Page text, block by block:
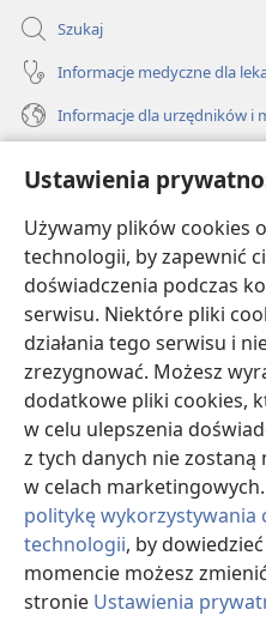
Ustawienia
Używamy plików cookies
technologii, by zapewnić
doświadczenia podczas
serwisu. Niektóre pliki
działania tego serwisu i
zrezygnować. Możesz
dodatkowe pliki cookies,
w celu ulepszenia
z tych danych nie
w celach
politykę wykorzystywania
technologii, by
momencie możesz
stronie Ustawienia
Szukaj
Informacje medyczne dla
Informacje dla urzędników i
Darowizny
(opens
new
window)BIBLIOTEKA
(opens
new
window)JW Hub
(opens
new
window)JW Library
Watchtower Library
Copyright© 2026 Watch Tower
WARUNKI UŻYTKOWANIA